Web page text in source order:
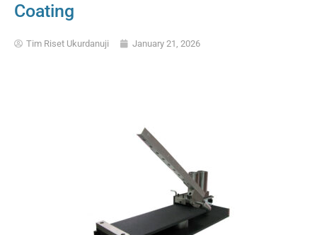
Coating
Tim Riset Ukurdanuji January 21, 2026